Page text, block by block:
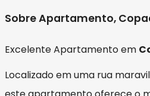
Sobre Apartamento,
Excelente Apartamento em
Localizado em uma rua